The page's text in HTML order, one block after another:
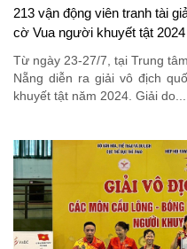
213 vận động viên tranh tài
cờ Vua người khuyết tật 2024
Từ ngày 23-27/7, tại Trung
Nẵng diễn ra giải vô địch
khuyết tật năm 2024. Giải do...